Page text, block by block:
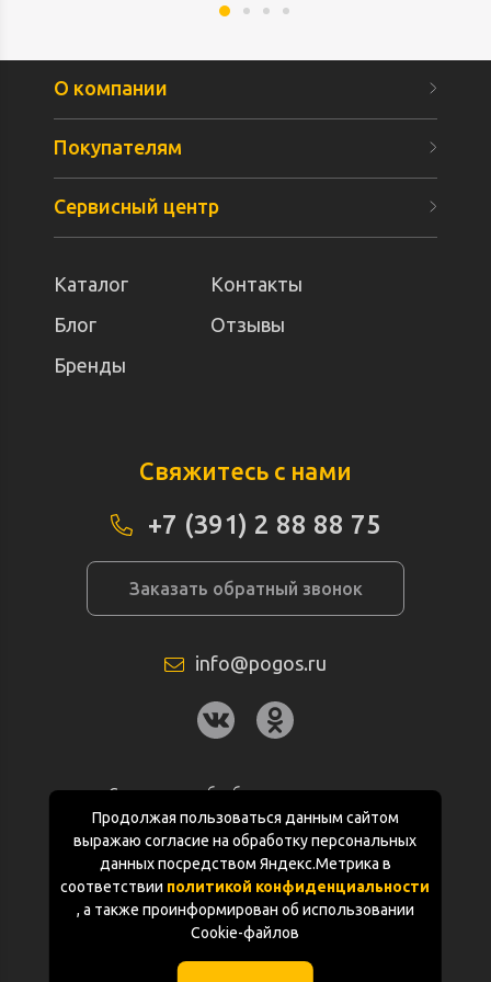
Продолжая пользоваться данным сайтом
выражаю согласие на обработку персональных
данных посредством Яндекс.Метрика в
соответствии политикой конфиденциальности
, а также проинформирован об использовании
Cookie-файлов
О компании
Покупателям
Сервисный центр
Каталог
Контакты
Блог
Отзывы
Бренды
Свяжитесь с нами
+7 (391) 2 88 88 75
Заказать обратный звонок
info@pogos.ru
Согласие на обработку персональных
данных
Политика конфиденциальности
Документация